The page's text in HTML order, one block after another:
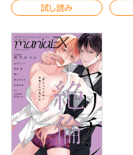
試し読み